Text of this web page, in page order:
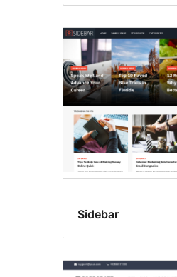
Sidebar